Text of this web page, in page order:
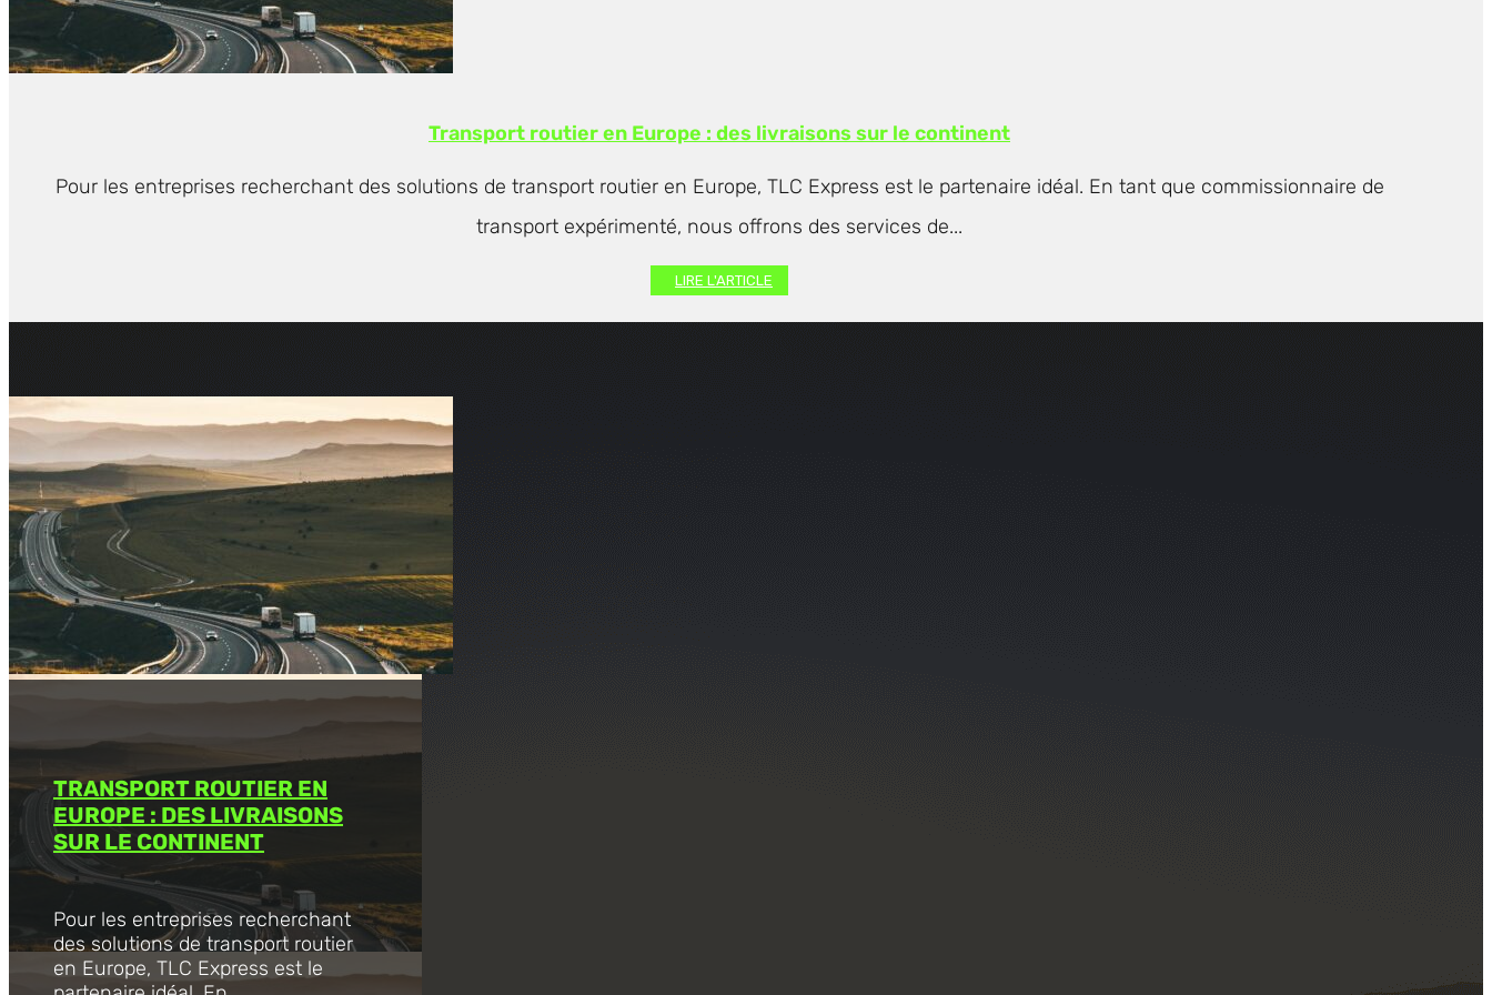
Transport routier en Europe : des livraisons sur le continent
Pour les entreprises recherchant des solutions de transport routier en Europe, TLC Express est le partenaire idéal. En tant que commissionnaire de
transport expérimenté, nous offrons des services de...
LIRE L'ARTICLE
TRANSPORT ROUTIER EN
EUROPE : DES LIVRAISONS
SUR LE CONTINENT
Pour les entreprises recherchant
des solutions de transport routier
en Europe, TLC Express est le